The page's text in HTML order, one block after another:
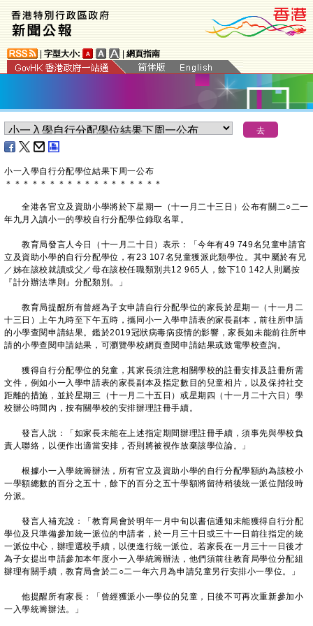
字型大小: 網頁指南
小一入學自行分配學位結果下周一公布
＊ ＊ ＊ ＊ ＊ ＊ ＊ ＊ ＊ ＊ ＊ ＊ ＊ ＊ ＊ ＊ ＊ ＊
全港各官立及資助小學將於下星期一（十一月二十三日）公布有關二○二一
年九月入讀小一的學校自行分配學位錄取名單。
教育局發言人今日（十一月二十日）表示：「今年有49 749名兒童申請官
立及資助小學的自行分配學位，有23 107名兒童獲派此類學位。其中屬於有兄
／姊在該校就讀或父／母在該校任職類別共12 965人，餘下10 142人則屬按
『計分辦法準則』分配類別。」
教育局提醒所有曾經為子女申請自行分配學位的家長於星期一（十一月二
十三日）上午九時至下午五時，攜同小一入學申請表的家長副本，前往所申請
的小學查閱申請結果。鑑於2019冠狀病毒病疫情的影響，家長如未能前往所申
請的小學查閱申請結果，可瀏覽學校網頁查閱申請結果或致電學校查詢。
獲得自行分配學位的兒童，其家長須注意相關學校的註冊安排及註冊所需
文件，例如小一入學申請表的家長副本及指定數目的兒童相片，以及保持社交
距離的措施，並於星期三（十一月二十五日）或星期四（十一月二十六日）學
校辦公時間內，按有關學校的安排辦理註冊手續。
發言人說：「如家長未能在上述指定期間辦理註冊手續，須事先與學校負
責人聯絡，以便作出適當安排，否則將被視作放棄該學位論。」
根據小一入學統籌辦法，所有官立及資助小學的自行分配學額約為該校小
一學額總數的百分之五十，餘下的百分之五十學額將留待稍後統一派位階段時
分派。
發言人補充說：「教育局會於明年一月中旬以書信通知未能獲得自行分配
學位及只準備參加統一派位的申請者，於一月三十日或三十一日前往指定的統
一派位中心，辦理選校手續，以便進行統一派位。若家長在一月三十一日後才
為子女提出申請參加本年度小一入學統籌辦法，他們須前往教育局學位分配組
辦理有關手續，教育局會於二○二一年六月為申請兒童另行安排小一學位。」
他提醒所有家長：「曾經獲派小一學位的兒童，日後不可再次重新參加小
一入學統籌辦法。」